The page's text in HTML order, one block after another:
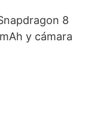
8
y cámara